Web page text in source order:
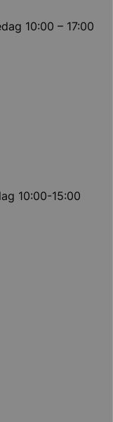
10:00 – 17:00
10:00-15:00